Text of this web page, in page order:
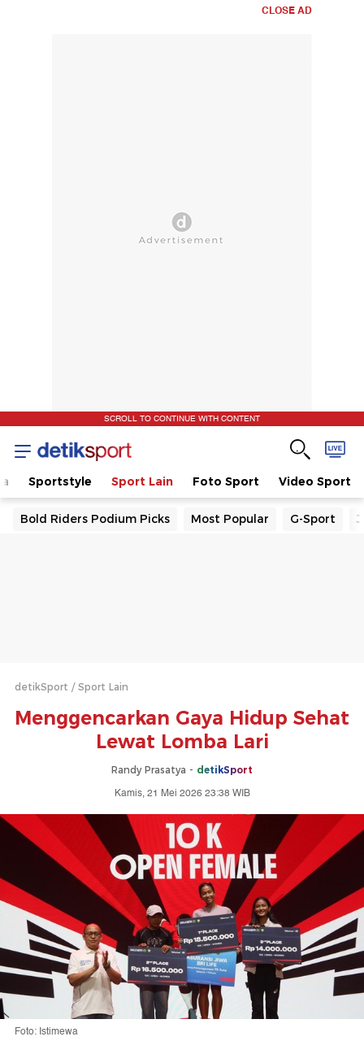
CLOSE AD
SCROLL TO CONTINUE WITH CONTENT
Sportstyle Sport Lain Foto Sport Video Sport
Bold Riders Podium Picks Most Popular G-Sport
detikSport Sport Lain
Menggencarkan Gaya Hidup Sehat
Lewat Lomba Lari
Randy Prasatya - detikSport
Kamis, 21 Mei 2026 23:38 WIB
Foto: Istimewa